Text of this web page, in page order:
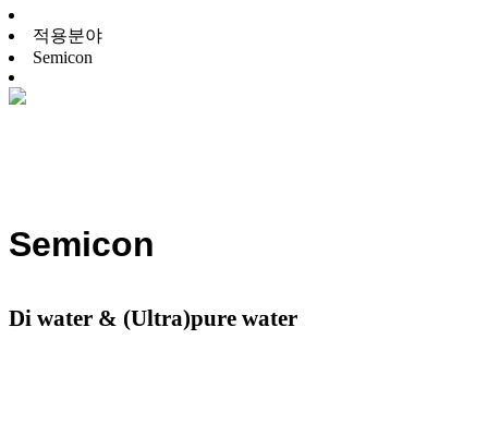
적용분야
Semicon
Semicon
Di water & (Ultra)pure water